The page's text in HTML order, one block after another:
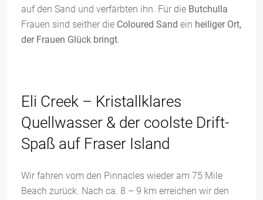
auf den Sand und verfärbten ihn. Für die Butchulla
Frauen sind seither die Coloured Sand ein heiliger Ort,
der Frauen Glück bringt.
Eli Creek – Kristallklares
Quellwasser & der coolste Drift-
Spaß auf Fraser Island
Wir fahren vom den Pinnacles wieder am 75 Mile
Beach zurück. Nach ca. 8 – 9 km erreichen wir den